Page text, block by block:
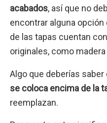
acabados, así que no
encontrar alguna
de las tapas cuentan
originales, como madera
Algo que deberías saber
se coloca encima de la
reemplazan.